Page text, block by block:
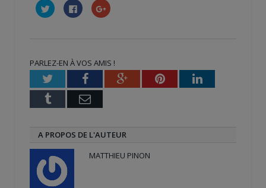
Cliquez
pour
partager
fenêtre)
Cliquez
pour
partager
fenêtre)
Cliquez
pour
nouvelle
fenêtre)
PARLEZ-EN À VOS AMIS !
TwitterFacebookGoogle+PinterestLinkedIn
Tumblr Email
A PROPOS DE L'AUTEUR
MATTHIEU PINON